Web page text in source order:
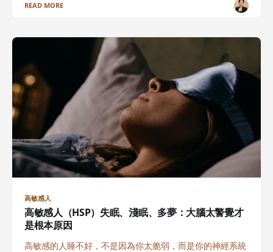
READ MORE
高敏感人
高敏感人（HSP）失眠、淺眠、多夢：大腦太警覺才
是根本原因
高敏感的人睡不好，不是因為你太脆弱，而是你的神經系統